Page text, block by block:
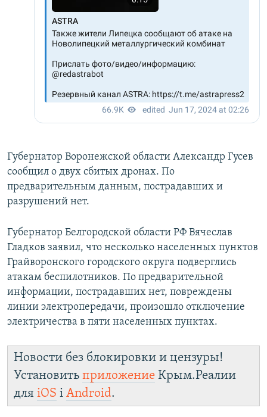
Губернатор Воронежской области Александр Гусев
сообщил о двух сбитых дронах. По
предварительным данным, пострадавших и
разрушений нет.
Губернатор Белгородской области РФ Вячеслав
Гладков заявил, что несколько населенных пунктов
Грайворонского городского округа подверглись
атакам беспилотников. По предварительной
информации, пострадавших нет, повреждены
линии электропередачи, произошло отключение
электричества в пяти населенных пунктах.
Новости без блокировки и цензуры!
Установить приложение Крым.Реалии
для iOS і Android.